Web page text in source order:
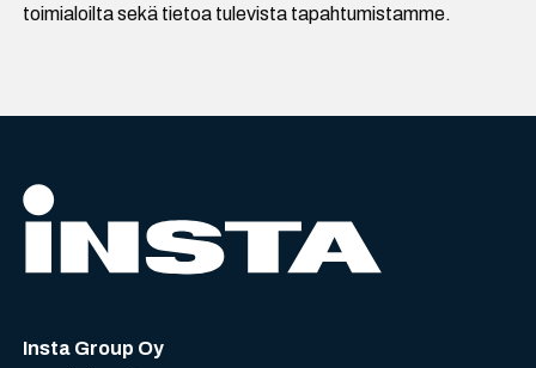
toimialoilta sekä tietoa tulevista tapahtumistamme.
Insta Group Oy